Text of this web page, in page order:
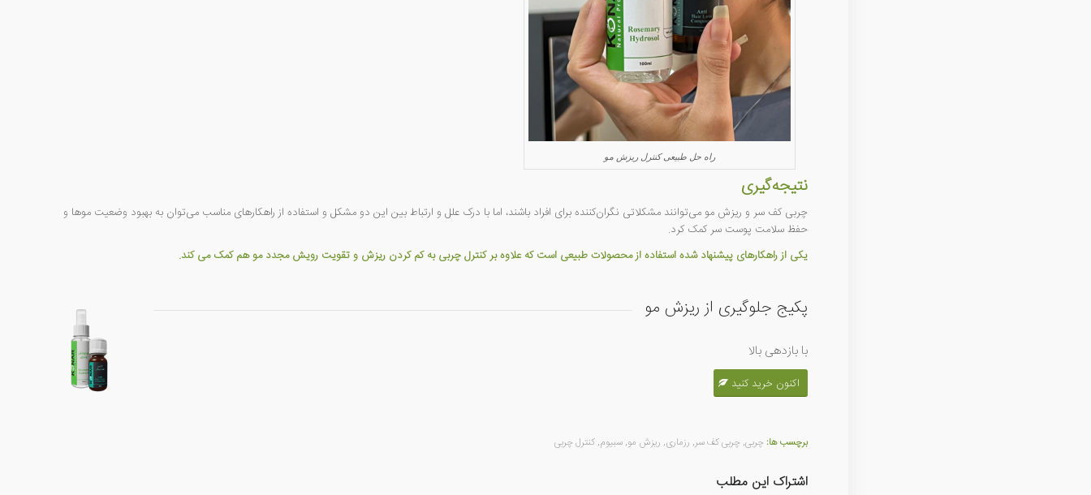
راه حل طبیعی کنترل ریزش مو
نتیجه‌گیری
چربی کف سر و ریزش مو می‌توانند مشکلاتی نگران‌کننده برای افراد باشند، اما با درک علل و ارتباط بین این دو مشکل و استفاده از راهکارهای مناسب می‌توان به بهبود وضعیت موها و
حفظ سلامت پوست سر کمک کرد.
یکی از راهکارهای پیشنهاد شده استفاده از محصولات طبیعی است که علاوه بر کنترل چربی به کم کردن ریزش و تقویت رویش مجدد مو هم کمک می کند.
پکیج جلوگیری از ریزش مو
با بازدهی بالا
اکنون خرید کنید
برچسب ها: چربی, چربی کف سر, رزماری, ریزش مو, سبیوم, کنترل چربی
اشتراک این مطلب